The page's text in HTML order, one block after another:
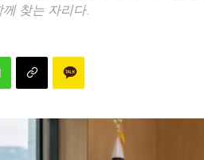
찾는 자리다.